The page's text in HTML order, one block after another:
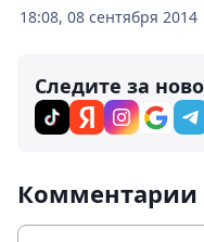
18:08, 08 сентября 2014
Следите за
Комментарии